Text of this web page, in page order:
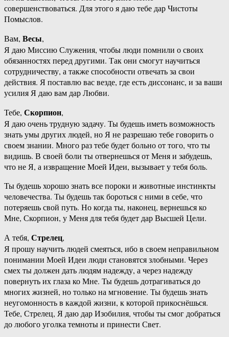
совершенствоваться. Для этого я даю тебе дар Чистоты
Помыслов.
Вам, Весы,
Я даю Миссию Служения, чтобы люди помнили о своих
обязанностях перед другими. Так они смогут научиться
сотрудничеству, а также способности отвечать за свои
действия. Я поставлю вас везде, где есть диссонанс, и за ваши
усилия Я даю вам дар Любви.
Тебе, Скорпион,
Я даю очень трудную задачу. Ты будешь иметь возможность
знать умы других людей, но Я не разрешаю тебе говорить о
своем знании. Много раз тебе будет больно от того, что ты
видишь. В своей боли ты отвернешься от Меня и забудешь,
что не Я, а извращение Моей Идеи, вызывает у тебя боль.
Ты будешь хорошо знать все пороки и животные инстинкты
человечества. Ты будешь так бороться с ними в себе, что
потеряешь свой путь. Но когда ты, наконец, вернешься ко
Мне, Скорпион, у Меня для тебя будет дар Высшей Цели.
А тебя, Стрелец,
Я прошу научить людей смеяться, ибо в своем неправильном
понимании Моей Идеи люди становятся злобными. Через
смех ты должен дать людям надежду, а через надежду
повернуть их глаза ко Мне. Ты будешь дотрагиваться до
многих жизней, но только на мгновение. Ты будешь знать
неугомонность в каждой жизни, к которой прикоснёшься.
Тебе, Стрелец, Я даю дар Изобилия, чтобы ты смог добраться
до любого уголка темноты и принести Свет.